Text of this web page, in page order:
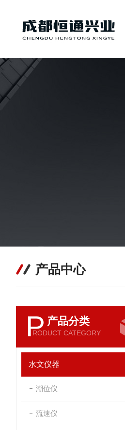
产品中心
P 产品分类
RODUCT CATEGORY
水文仪器
潮位仪
流速仪